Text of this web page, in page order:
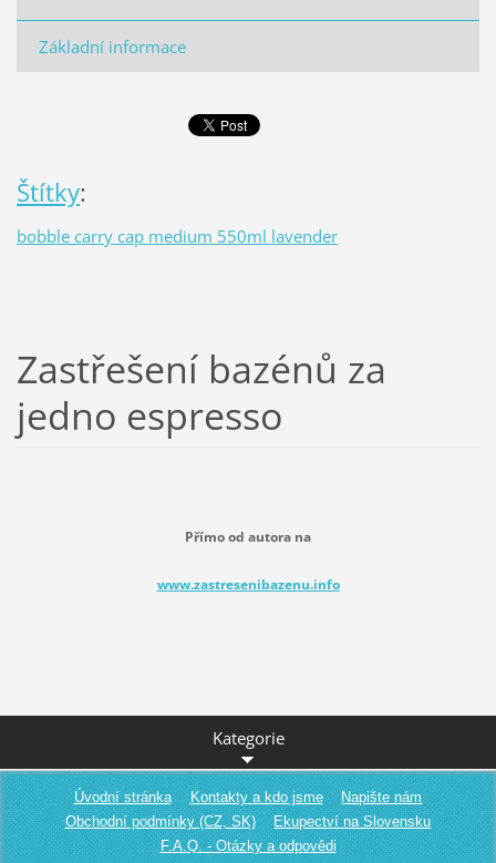
Základní informace
Štítky:
bobble carry cap medium 550ml lavender
Zastřešení bazénů za
jedno espresso
Přímo od autora na
www.zastresenibazenu.info
Kategorie
Úvodní stránka Kontakty a kdo jsme
Napište nám
Obchodní podmínky (CZ, SK)
Ekupectví na Slovensku
F.A.Q. - Otázky a odpovědi